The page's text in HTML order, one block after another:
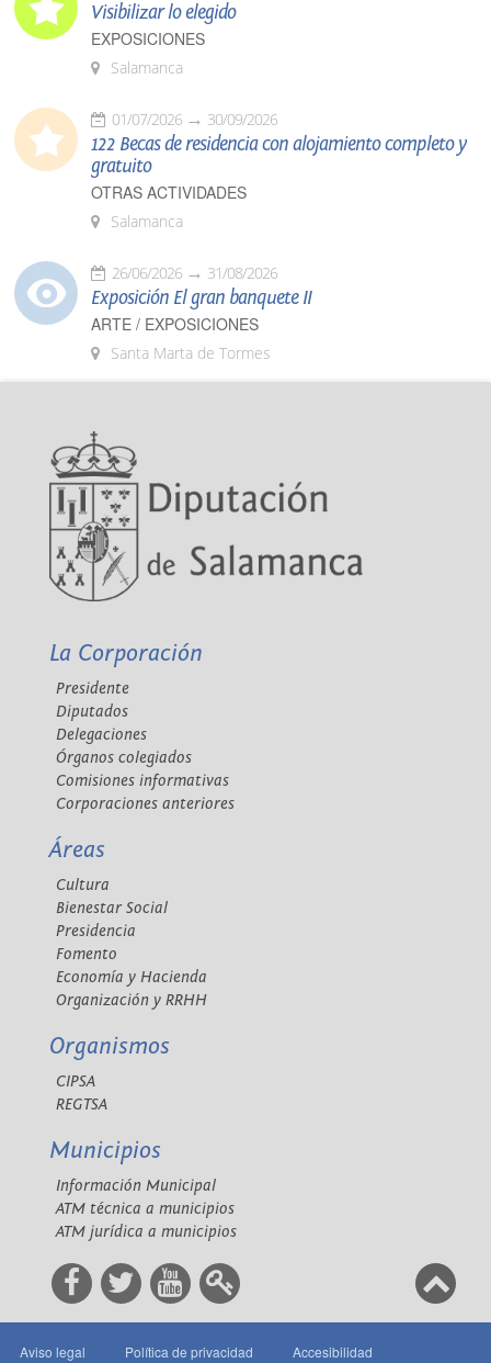
Visibilizar lo elegido
EXPOSICIONES
Salamanca
01/07/2026 30/09/2026
122 Becas de residencia con alojamiento completo y
gratuito
OTRAS ACTIVIDADES
Salamanca
26/06/2026 31/08/2026
Exposición El gran banquete II
ARTE / EXPOSICIONES
Santa Marta de Tormes
La Corporación
Presidente
Diputados
Delegaciones
Órganos colegiados
Comisiones informativas
Corporaciones anteriores
Áreas
Cultura
Bienestar Social
Presidencia
Fomento
Economía y Hacienda
Organización y RRHH
Organismos
CIPSA
REGTSA
Municipios
Información Municipal
ATM técnica a municipios
ATM jurídica a municipios
Aviso legal Política de privacidad Accesibilidad